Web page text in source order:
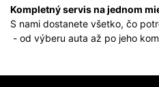
Kompletný servis na jednom
S nami dostanete všetko, čo
- od výberu auta až po jeho